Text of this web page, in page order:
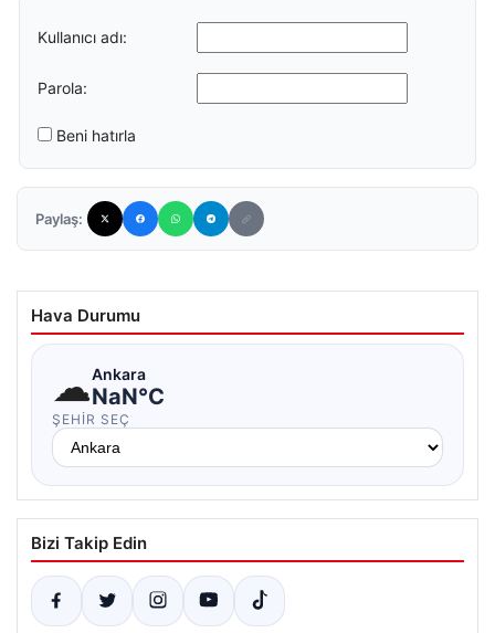
Kullanıcı adı:
Parola:
Beni hatırla
Paylaş:
Hava Durumu
☁Ankara
NaN°C
ŞEHIR SEÇ
Bizi Takip Edin